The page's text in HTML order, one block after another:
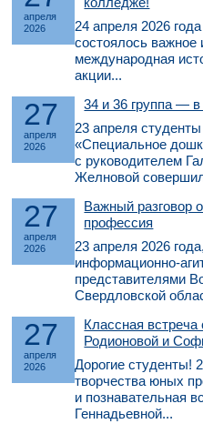
апреля
2026
24 апреля 2026
состоялось
международная
акции...
27
апреля
2026
34 и 36 группа —
23 апреля
«Специальное
с руководителем
Желновой
27
апреля
2026
Важный разговор
профессия
23 апреля 2026
информационно-
представителями
Свердловской
27
апреля
2026
Классная
Родионовой и
Дорогие студенты!
творчества юных
и познавательная
Геннадьевной...